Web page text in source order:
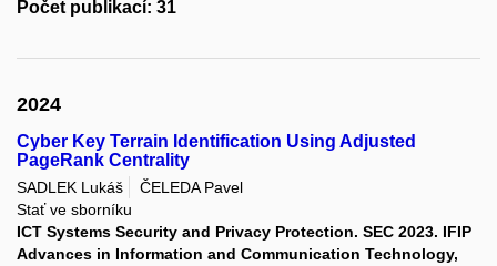
Počet publikací: 31
2024
Cyber Key Terrain Identification Using Adjusted
PageRank Centrality
SADLEK Lukáš
ČELEDA Pavel
Stať ve sborníku
ICT Systems Security and Privacy Protection. SEC 2023. IFIP
Advances in Information and Communication Technology,